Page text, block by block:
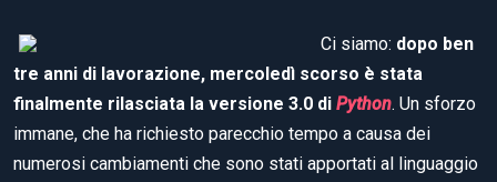
Ci siamo: dopo ben
tre anni di lavorazione, mercoledì scorso è stata
finalmente rilasciata la versione 3.0 di Python. Un sforzo
immane, che ha richiesto parecchio tempo a causa dei
numerosi cambiamenti che sono stati apportati al linguaggio